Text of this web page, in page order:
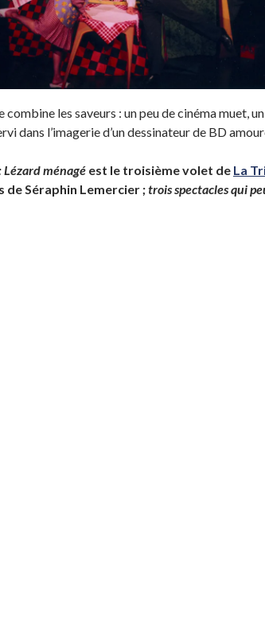
combine les saveurs : un peu de cinéma muet,
dans l’imagerie d’un dessinateur de BD
ménagé est le troisième volet de La
de Séraphin Lemercier ;trois spectacles qui